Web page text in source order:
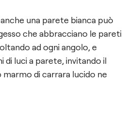
una parete bianca può
che abbracciano le pareti
ad ogni angolo, e
luci a parete, invitando il
di carrara lucido ne